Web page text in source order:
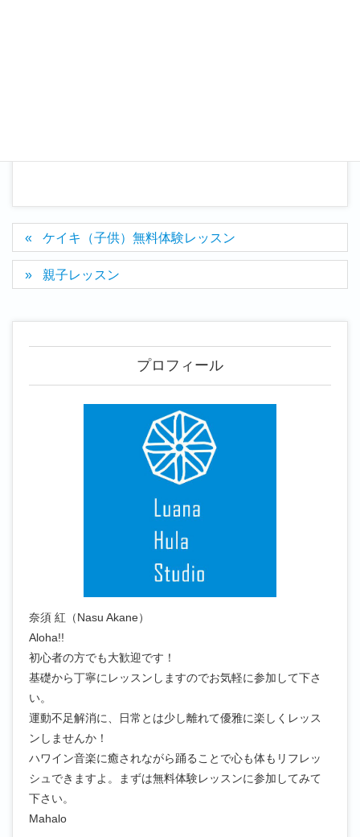
ケイキ（子供）無料体験レッスン
親子レッスン
プロフィール
奈須 紅（Nasu Akane）
Aloha!!
初心者の方でも大歓迎です！
基礎から丁寧にレッスンしますのでお気軽に参加して下さ
い。
運動不足解消に、日常とは少し離れて優雅に楽しくレッス
ンしませんか！
ハワイン音楽に癒されながら踊ることで心も体もリフレッ
シュできますよ。まずは無料体験レッスンに参加してみて
下さい。
Mahalo